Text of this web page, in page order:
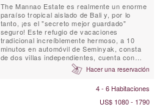
The Mannao Estate es realmente un enorme
paraíso tropical aislado de Bali y, por lo
tanto, ¡es el "secreto mejor guardado"
seguro! Este refugio de vacaciones
tradicional increíblemente hermoso, a 10
minutos en automóvil de Seminyak, consta
de dos villas independientes, cuenta con
muchos centros comunitarios para pasar el
rato, dos piscinas y no menos de 12 villas
cómodamente, ideal para familias
numerosas! Mannao Estate cuenta con ...
Hacer una reservación
4 - 6 Habitaciones
US$ 1080 - 1790